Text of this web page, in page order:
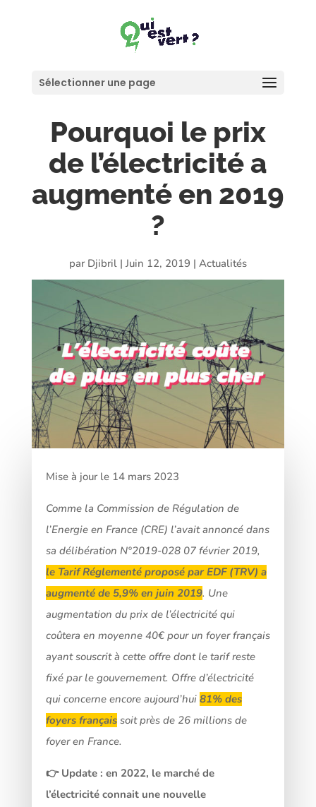
Sélectionner une page
Pourquoi le prix
de l’électricité a
augmenté en 2019
?
par Djibril| Juin 12, 2019 | Actualités
Mise à jour le 14 mars 2023
Comme la Commission de Régulation de
l’Energie en France (CRE) l’avait annoncé dans
sa délibération N°2019-028 07 février 2019,
le Tarif Réglementé proposé par EDF (TRV) a
augmenté de 5,9% en juin 2019. Une
augmentation du prix de l’électricité qui
coûtera en moyenne 40€ pour un foyer français
ayant souscrit à cette offre dont le tarif reste
fixé par le gouvernement. Offre d’électricité
qui concerne encore aujourd’hui 81% des
foyers françaissoit près de 26 millions de
foyer en France.
👉 Update : en 2022, le marché de
l’électricité connait une nouvelle